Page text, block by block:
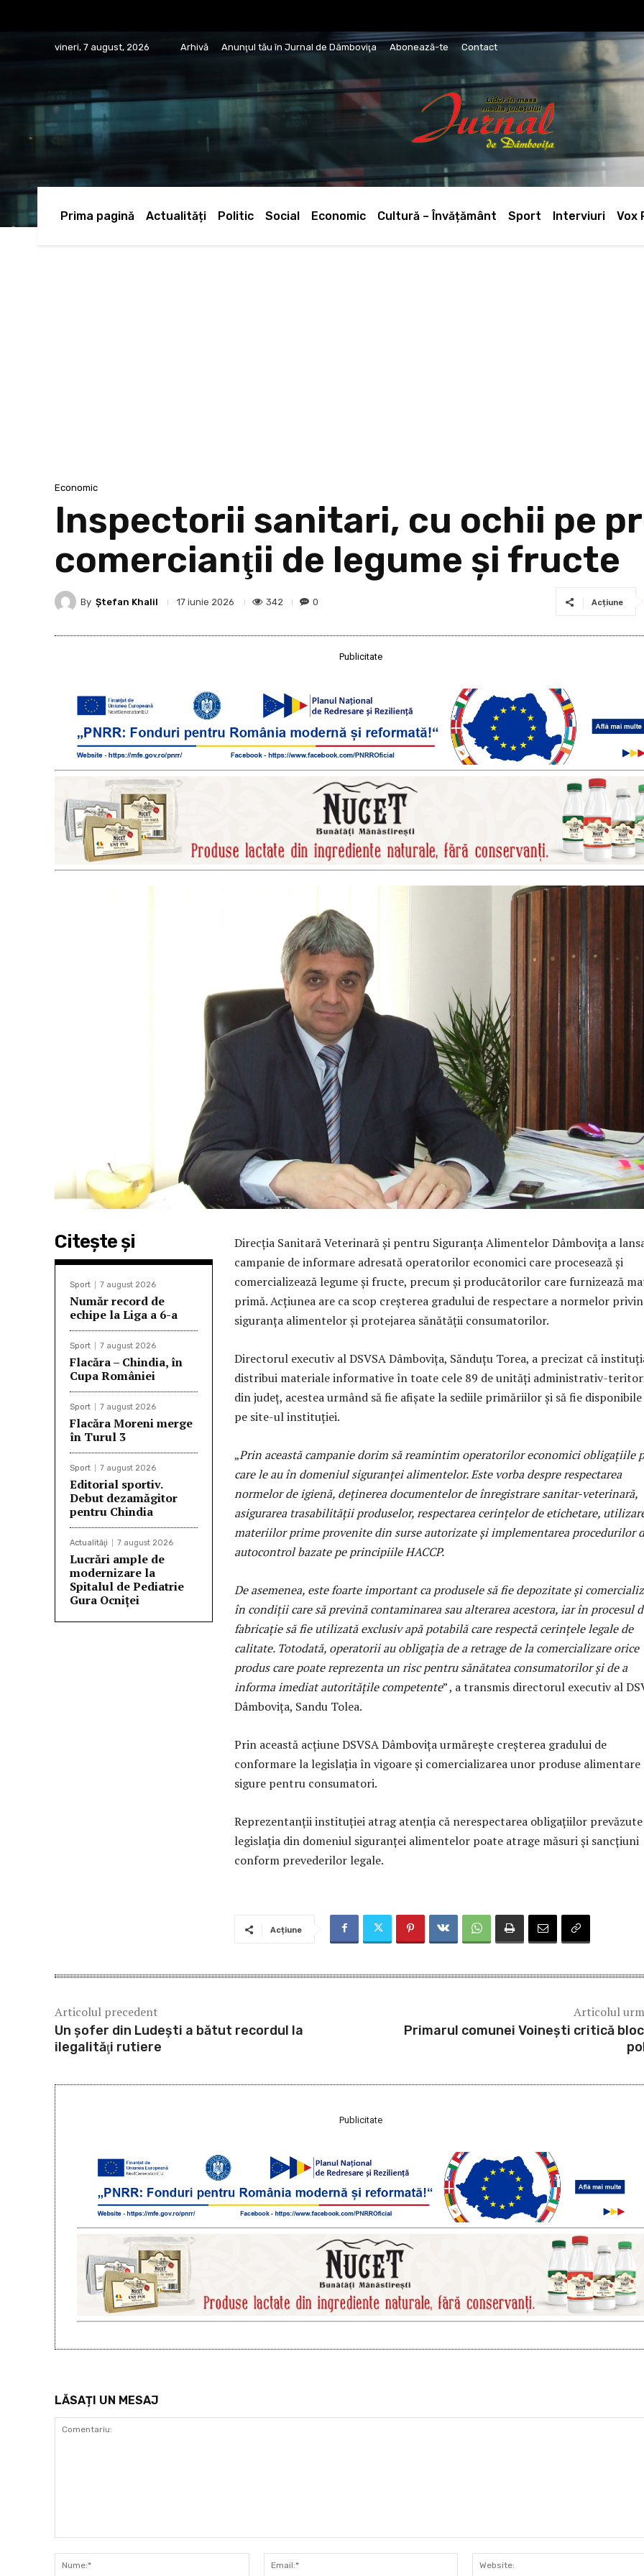
vineri, 7 august, 2026 Arhivă Anunţul tău în Jurnal de Dâmboviţa Abonează-te Contact
Prima pagină Actualități Politic Social Economic Cultură – Învățământ Sport Interviuri Vox
Economic
Inspectorii sanitari, cu ochii pe
comercianţii de legume şi fructe
By Ştefan Khalil 17 iunie 2026 342 0 Acțiune
Publicitate
Citeşte şi
Sport 7 august 2026
Număr record de
echipe la Liga a 6-a
Sport 7 august 2026
Flacăra – Chindia, în
Cupa României
Sport 7 august 2026
Flacăra Moreni merge
în Turul 3
Sport 7 august 2026
Editorial sportiv.
Debut dezamăgitor
pentru Chindia
Actualităţi 7 august 2026
Lucrări ample de
modernizare la
Spitalul de Pediatrie
Gura Ocniței
Direcţia Sanitară Veterinară şi pentru Siguranţa Alimentelor Dâmboviţa a
campanie de informare adresată operatorilor economici care procesează şi
comercializează legume şi fructe, precum şi producătorilor care furnizează
primă. Acţiunea are ca scop creşterea gradului de respectare a normelor
siguranţa alimentelor şi protejarea sănătăţii consumatorilor.
Directorul executiv al DSVSA Dâmboviţa, Sănduţu Torea, a precizat că
distribui materiale informative în toate cele 89 de unităţi administrativ-
din judeţ, acestea urmând să fie afişate la sediile primăriilor şi să fie disponibile
pe site-ul instituţiei.
„Prin această campanie dorim să reamintim operatorilor economici obligaţiile
care le au în domeniul siguranţei alimentelor. Este vorba despre respectarea
normelor de igienă, deţinerea documentelor de înregistrare sanitar-veterinară,
asigurarea trasabilităţii produselor, respectarea cerinţelor de etichetare,
materiilor prime provenite din surse autorizate şi implementarea procedurilor
autocontrol bazate pe principiile HACCP.
De asemenea, este foarte important ca produsele să fie depozitate şi
în condiţii care să prevină contaminarea sau alterarea acestora, iar în procesul
fabricaţie să fie utilizată exclusiv apă potabilă care respectă cerinţele legale de
calitate. Totodată, operatorii au obligaţia de a retrage de la comercializare orice
produs care poate reprezenta un risc pentru sănătatea consumatorilor şi de a
informa imediat autorităţile competente” , a transmis directorul executiv al
Dâmboviţa, Sandu Tolea.
Prin această acţiune DSVSA Dâmboviţa urmăreşte creşterea gradului de
conformare la legislaţia în vigoare şi comercializarea unor produse alimentare
sigure pentru consumatori.
Reprezentanţii instituţiei atrag atenţia că nerespectarea obligaţiilor prevăzute
legislaţia din domeniul siguranţei alimentelor poate atrage măsuri şi sancţiuni
conform prevederilor legale.
Acțiune
Articolul precedent
Un şofer din Ludeşti a bătut recordul la
ilegalităţi rutiere
Articolul
Primarul comunei Voineşti critică
Publicitate
LĂSAȚI UN MESAJ
Nume:*
Email:*